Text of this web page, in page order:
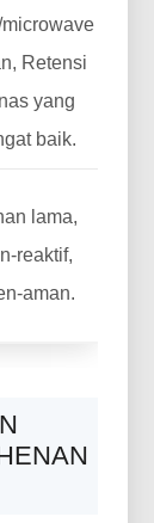
Retensi
yang
baik.
lama,
reaktif,
aman.